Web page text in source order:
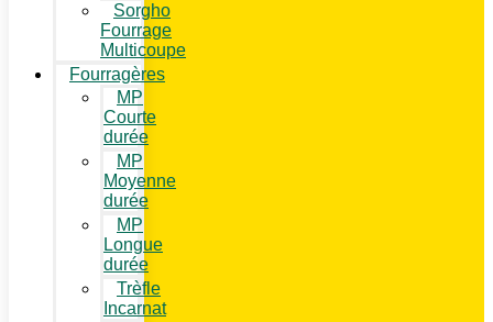
Sorgho
Fourrage
Multicoupe
Fourragères
MP
Courte
durée
MP
Moyenne
durée
MP
Longue
durée
Trèfle
Incarnat